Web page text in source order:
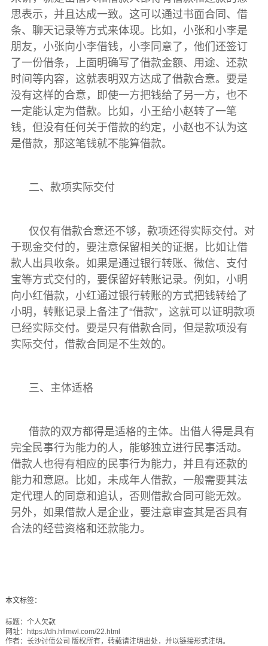
思表示，并且达成一致。这可以通过书面合同、借
条、聊天记录等方式来体现。比如，小张和小李是
朋友，小张向小李借钱，小李同意了，他们还签订
了一份借条，上面明确写了借款金额、用途、还款
时间等内容，这就表明双方达成了借款合意。要是
没有这样的合意，即使一方把钱给了另一方，也不
一定能认定为借款。比如，小王给小赵转了一笔
钱，但没有任何关于借款的约定，小赵也不认为这
是借款，那这笔钱就不能算借款。
二、款项实际交付
仅仅有借款合意还不够，款项还得实际交付。对
于现金交付的，要注意保留相关的证据，比如让借
款人出具收条。如果是通过银行转账、微信、支付
宝等方式交付的，要保留好转账记录。例如，小明
向小红借款，小红通过银行转账的方式把钱转给了
小明，转账记录上备注了“借款”，这就可以证明款项
已经实际交付。要是只有借款合同，但是款项没有
实际交付，借款合同是不生效的。
三、主体适格
借款的双方都得是适格的主体。出借人得是具有
完全民事行为能力的人，能够独立进行民事活动。
借款人也得有相应的民事行为能力，并且有还款的
能力和意愿。比如，未成年人借款，一般需要其法
定代理人的同意和追认，否则借款合同可能无效。
另外，如果借款人是企业，要注意审查其是否具有
合法的经营资格和还款能力。
本文标签：
标题： 个人欠款
网址： https://dh.hflmwl.com/22.html
作者： 长沙讨债公司 版权所有，转载请注明出处，并以链接形式注明。